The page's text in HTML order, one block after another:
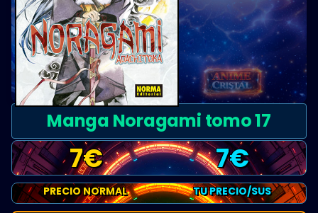
Manga Noragami tomo 17
7€ 7€
PRECIO NORMAL TU PRECIO/SUS